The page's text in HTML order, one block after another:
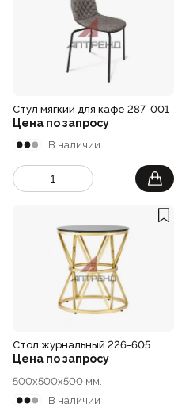
Стул мягкий для кафе 287-001
Цена по запросу
В наличии
Стол журнальный 226-605
Цена по запросу
500x500x500 мм.
В наличии